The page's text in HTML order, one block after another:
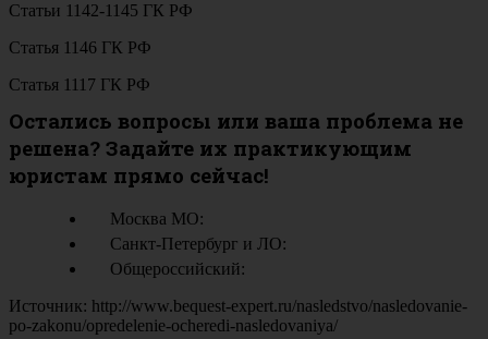
Статьи 1142-1145 ГК РФ
Статья 1146 ГК РФ
Статья 1117 ГК РФ
Остались вопросы или ваша проблема не
решена? Задайте их практикующим
юристам прямо сейчас!
Москва МО:
Санкт-Петербург и ЛО:
Общероссийский:
Источник: http://www.bequest-expert.ru/nasledstvo/nasledovanie-
po-zakonu/opredelenie-ocheredi-nasledovaniya/